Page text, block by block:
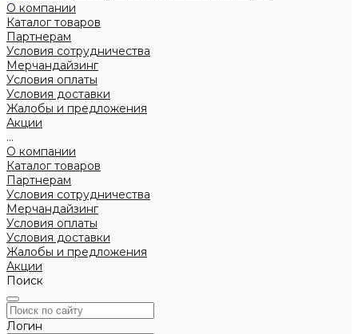
О компании
Каталог товаров
Партнерам
Условия сотрудничества
Мерчандайзинг
Условия оплаты
Условия доставки
Жалобы и предложения
Акции
...
О компании
Каталог товаров
Партнерам
Условия сотрудничества
Мерчандайзинг
Условия оплаты
Условия доставки
Жалобы и предложения
Акции
Поиск
Логин